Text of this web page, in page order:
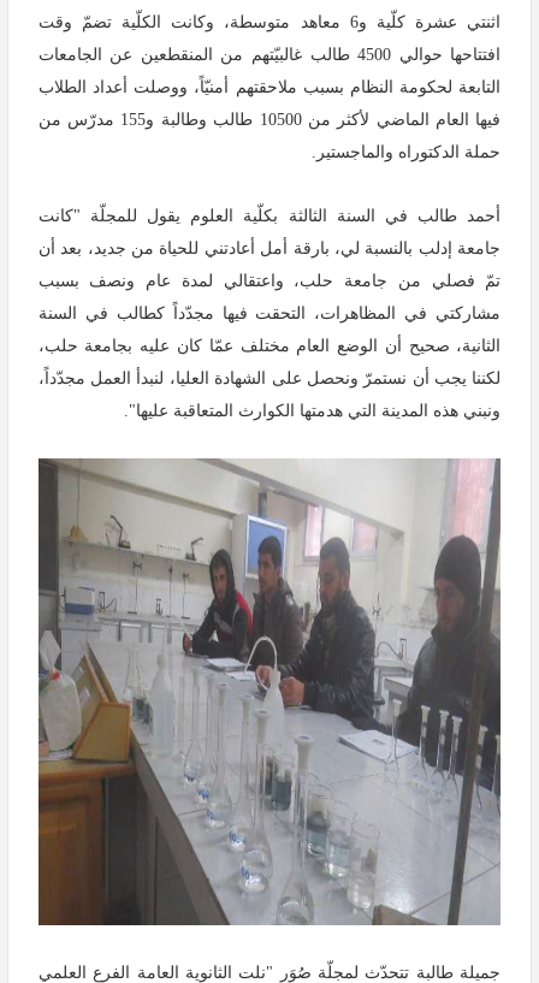
اثنتي عشرة كلّية و6 معاهد متوسطة، وكانت الكلّية تضمّ وقت
افتتاحها حوالي 4500 طالب غالبيّتهم من المنقطعين عن الجامعات
التابعة لحكومة النظام بسبب ملاحقتهم أمنيّاً، ووصلت أعداد الطلاب
فيها العام الماضي لأكثر من 10500 طالب وطالبة و155 مدرّس من
حملة الدكتوراه والماجستير.
أحمد طالب في السنة الثالثة بكلّية العلوم يقول للمجلّة "كانت
جامعة إدلب بالنسبة لي، بارقة أمل أعادتني للحياة من جديد، بعد أن
تمّ فصلي من جامعة حلب، واعتقالي لمدة عام ونصف بسبب
مشاركتي في المظاهرات، التحقت فيها مجدّداً كطالب في السنة
الثانية، صحيح أن الوضع العام مختلف عمّا كان عليه بجامعة حلب،
لكننا يجب أن نستمرّ ونحصل على الشهادة العليا، لنبدأ العمل مجدّداً،
ونبني هذه المدينة التي هدمتها الكوارث المتعاقبة عليها".
جميلة طالبة تتحدّث لمجلّة صُوَر "نلت الثانوية العامة الفرع العلمي